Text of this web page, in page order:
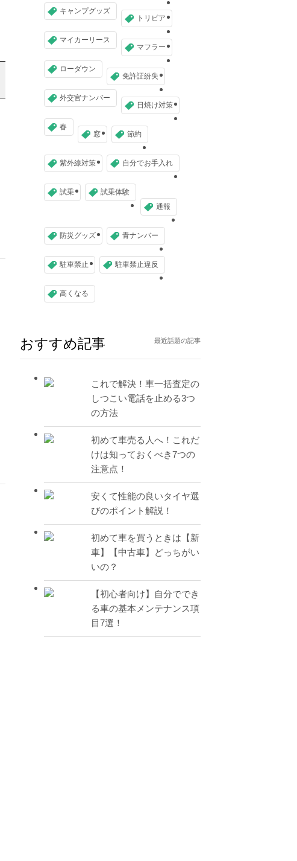
キャンプグッズ
トリビア
マイカーリース
マフラー
ローダウン
免許証紛失
外交官ナンバー
日焼け対策
春
窓
節約
紫外線対策 自分でお手入れ
試乗
試乗体験
通報
防災グッズ 青ナンバー
駐車禁止 駐車禁止違反
高くなる
おすすめ記事 最近話題の記事
これで解決！車一括査定の
しつこい電話を止める3つ
の方法
初めて車売る人へ！これだ
けは知っておくべき7つの
注意点！
安くて性能の良いタイヤ選
びのポイント解説！
初めて車を買うときは【新
車】【中古車】どっちがい
いの？
【初心者向け】自分ででき
る車の基本メンテナンス項
目7選！